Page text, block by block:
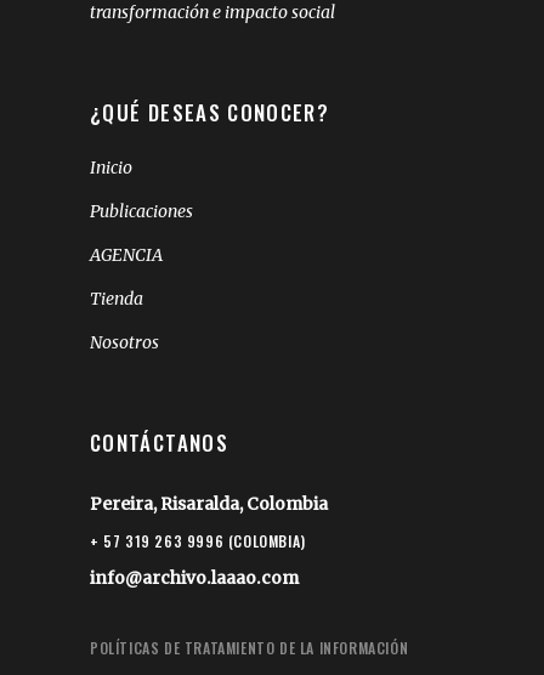
transformación e impacto social
¿QUÉ DESEAS CONOCER?
Inicio
Publicaciones
AGENCIA
Tienda
Nosotros
CONTÁCTANOS
Pereira, Risaralda, Colombia
+ 57 319 263 9996 (COLOMBIA)
info@archivo.laaao.com
POLÍTICAS DE TRATAMIENTO DE LA INFORMACIÓN